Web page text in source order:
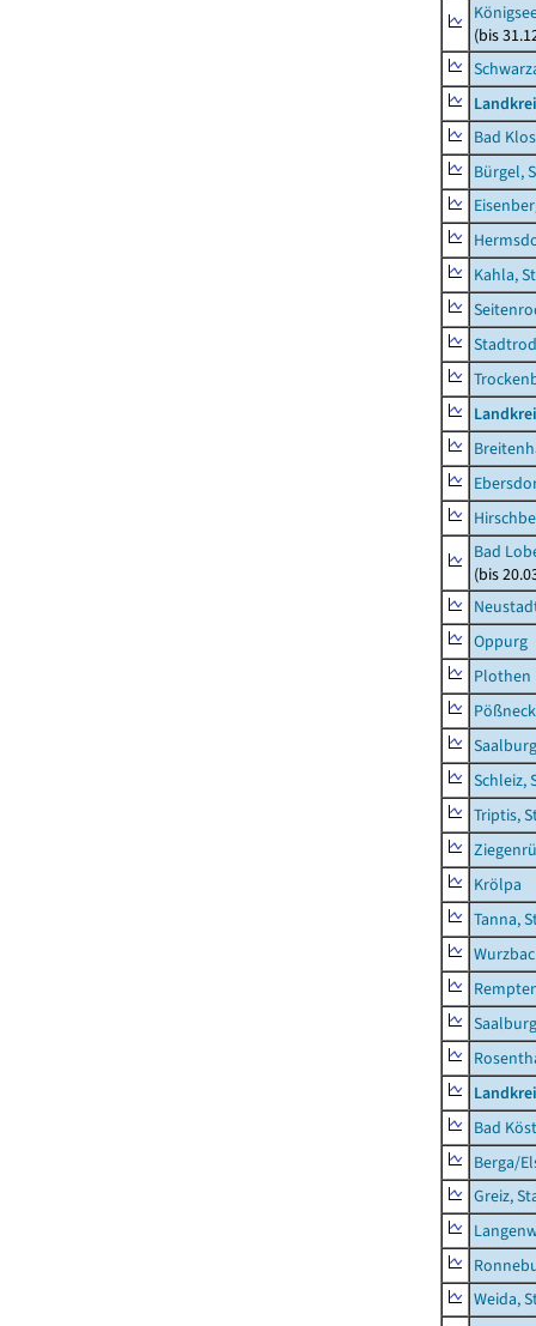
(bis
Bad
Bürgel,
Kahla,
Bad
(bis
Oppurg
Plothen
Schleiz,
Triptis,
Krölpa
Tanna,
Bad
Berga/
Greiz,
Weida,